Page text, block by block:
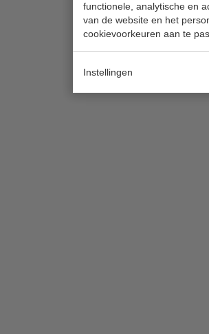
functionele, analytische en
van de website en het
cookievoorkeuren aan te
Instellingen